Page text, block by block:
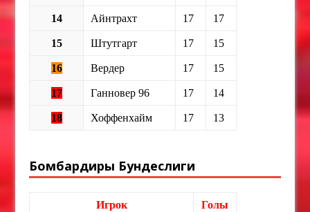
14 Айнтрахт 17 17
15 Штутгарт 17 15
16 Вердер 17 15
17 Ганновер 96 17 14
18 Хоффенхайм 17 13
Бомбардиры Бундеслиги
Игрок Голы